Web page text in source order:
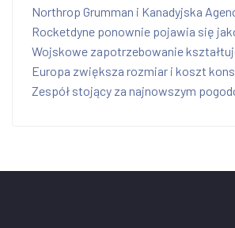
Northrop Grumman i Kanadyjska
Rocketdyne ponownie pojawia się
Wojskowe zapotrzebowanie
Europa zwiększa rozmiar i koszt
Zespół stojący za najnowszym